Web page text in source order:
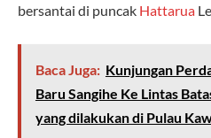
bersantai di puncak Hattarua
Baca Juga: Kunjungan
Baru Sangihe Ke Lintas
yang dilakukan di Pulau